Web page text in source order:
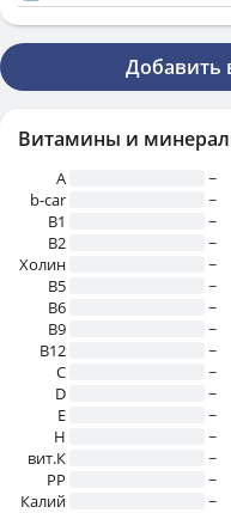
Добавить
Витамины и
A
~
b-car
~
В1
~
B2
~
Холин
~
B5
~
B6
~
B9
~
B12
~
C
~
D
~
E
~
H
~
вит.К
~
PP
~
Калий
~